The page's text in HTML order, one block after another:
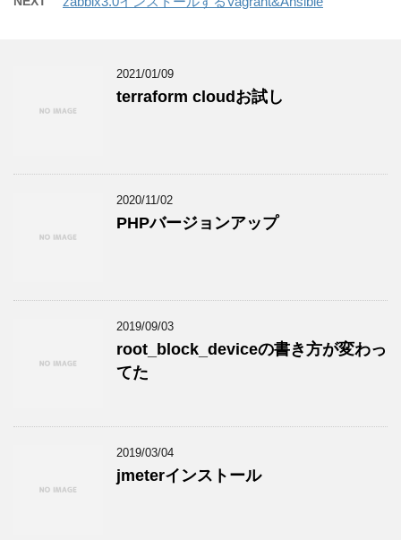
2021/01/09
terraform cloudお試し
2020/11/02
PHPバージョンアップ
2019/09/03
root_block_deviceの書き方が変わっ
てた
2019/03/04
jmeterインストール